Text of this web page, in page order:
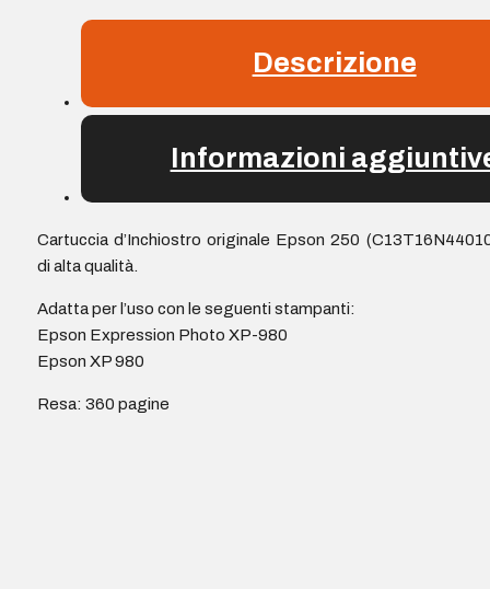
Descrizione
Informazioni
Cartuccia d’Inchiostro originale Epson 250
di alta qualità.
Adatta per l’uso con le seguenti stampanti:
Epson Expression Photo XP-980
Epson XP 980
Resa: 360 pagine